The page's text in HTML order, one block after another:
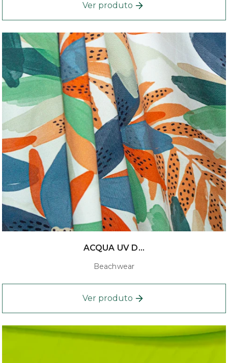
Ver produto
ACQUA UV D...
Beachwear
Ver produto